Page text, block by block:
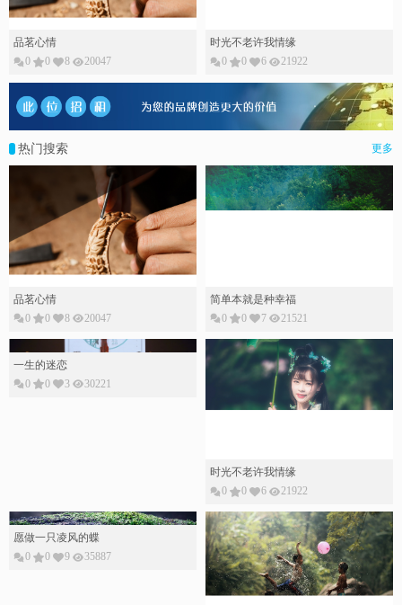
品茗心情
0
0 8 20047
时光不老许我情缘
0
0 6 21922
热门搜索 更多
品茗心情
0
0 8 20047
简单本就是种幸福
0
0 7 21521
一生的迷恋
0
0 3 30221
时光不老许我情缘
0
0 6 21922
愿做一只凌风的蝶
0
0 9 35887